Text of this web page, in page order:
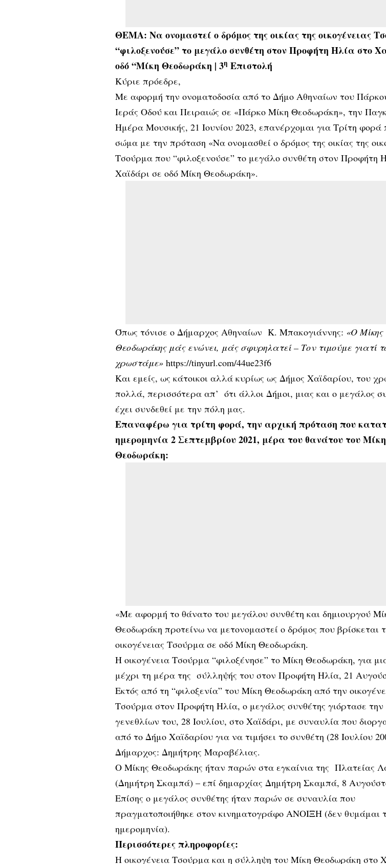
ΘΕΜΑ: Να ονομαστεί ο δρόμος της οικίας της οικογένειας
“φιλοξενούσε” το μεγάλο συνθέτη στον Προφήτη Ηλία στο
οδό “Μίκη Θεοδωράκη | 3η Επιστολή
Κύριε πρόεδρε,
Με αφορμή την ονοματοδοσία από το Δήμο Αθηναίων του
Ιεράς Οδού και Πειραιώς σε «Πάρκο Μίκη Θεοδωράκη», την
Ημέρα Μουσικής, 21 Ιουνίου 2023, επανέρχομαι για Τρίτη φορά
σώμα με την πρόταση «Να ονομασθεί ο δρόμος της οικίας της
Τσούρμα που “φιλοξενούσε” το μεγάλο συνθέτη στον Προφήτη
Χαϊδάρι σε οδό Μίκη Θεοδωράκη».
Όπως τόνισε ο Δήμαρχος Αθηναίων Κ. Μπακογιάννης: «Ο Μίκης
Θεοδωράκης μάς ενώνει, μάς σφυρηλατεί – Τον τιμούμε γιατί
χρωστάμε» https://tinyurl.com/44ue23f6
Και εμείς, ως κάτοικοι αλλά κυρίως ως Δήμος Χαϊδαρίου, του
πολλά, περισσότερα απ’ ότι άλλοι Δήμοι, μιας και ο μεγάλος
έχει συνδεθεί με την πόλη μας.
Επαναφέρω για τρίτη φορά, την αρχική πρόταση που
ημερομηνία 2 Σεπτεμβρίου 2021, μέρα του θανάτου του Μίκη
Θεοδωράκη:
«Με αφορμή το θάνατο του μεγάλου συνθέτη και δημιουργού
Θεοδωράκη προτείνω να μετονομαστεί ο δρόμος που βρίσκεται
οικογένειας Τσούρμα σε οδό Μίκη Θεοδωράκη.
Η οικογένεια Τσούρμα “φιλοξένησε” το Μίκη Θεοδωράκη, για
μέχρι τη μέρα της σύλληψής του στον Προφήτη Ηλία, 21
Εκτός από τη “φιλοξενία” του Μίκη Θεοδωράκη από την
Τσούρμα στον Προφήτη Ηλία, ο μεγάλος συνθέτης γιόρτασε
γενεθλίων του, 28 Ιουλίου, στο Χαϊδάρι, με συναυλία που
από το Δήμο Χαϊδαρίου για να τιμήσει το συνθέτη (28 Ιουλίου
Δήμαρχος: Δημήτρης Μαραβέλιας.
Ο Μίκης Θεοδωράκης ήταν παρών στα εγκαίνια της Πλατείας
(Δημήτρη Σκαμπά) – επί δημαρχίας Δημήτρη Σκαμπά, 8
Επίσης ο μεγάλος συνθέτης ήταν παρών σε συναυλία που
πραγματοποιήθηκε στον κινηματογράφο ΑΝΟΙΞΗ (δεν θυμάμαι
ημερομηνία).
Περισσότερες πληροφορίες:
Η οικογένεια Τσούρμα και η σύλληψη του Μίκη Θεοδωράκη στο